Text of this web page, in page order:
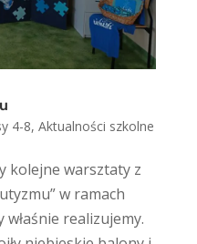
4-8, Aktualności szkolne
kolejne warsztaty z
w ramach
realizujemy.